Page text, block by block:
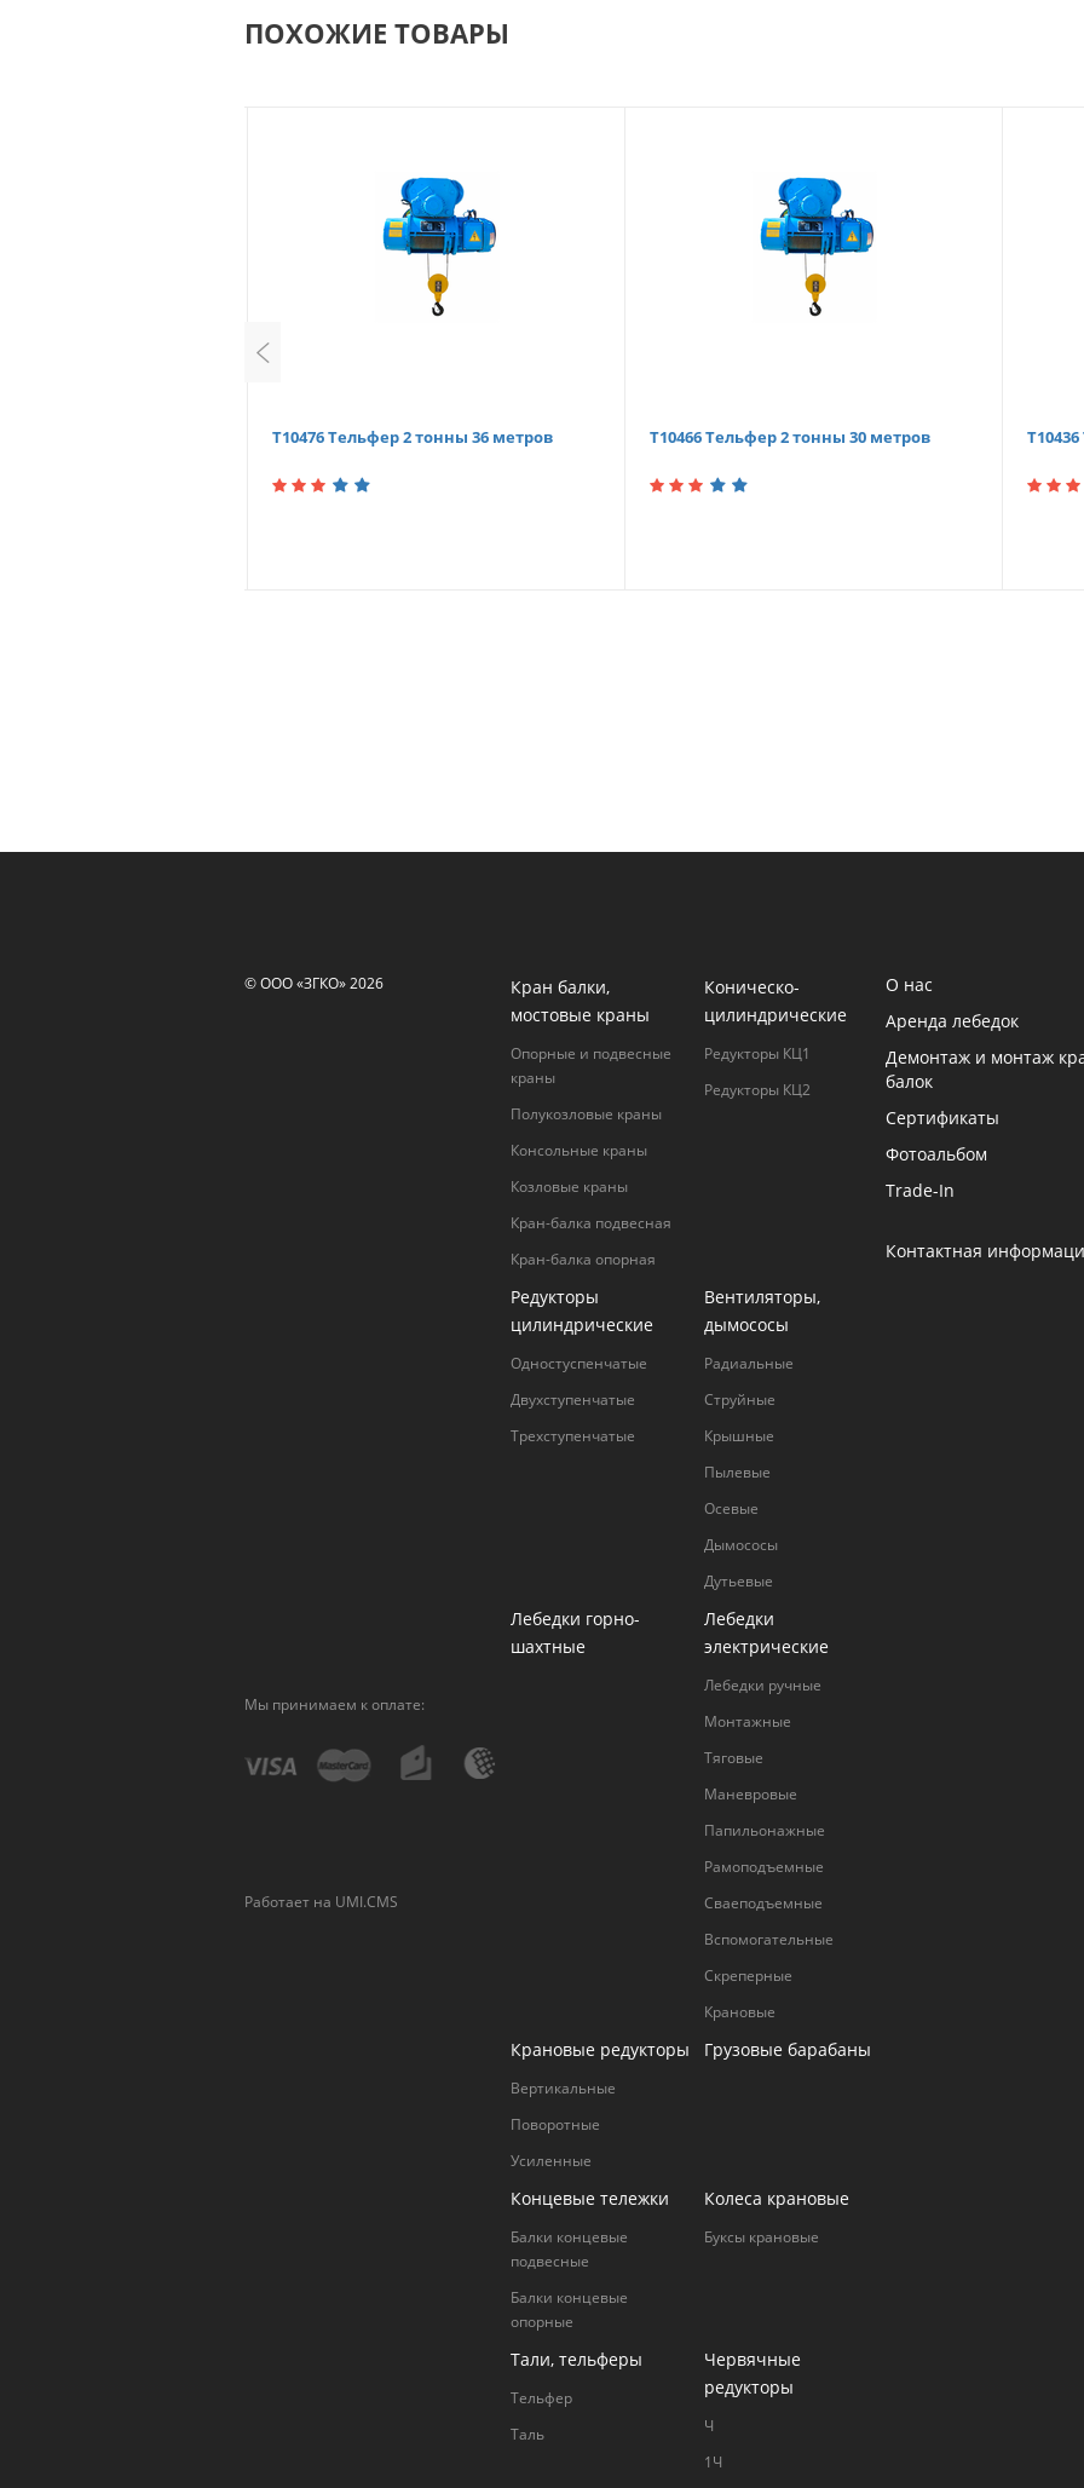
ПОХОЖИЕ ТОВАРЫ
Т10476 Тельфер 2 тонны 36 метров Т10466 Тельфер 2 тонны 30 метров
© ООО «ЗГКО» 2026
Мы принимаем к оплате:
Работает на UMI.CMS
Кран балки,
мостовые краны
Опорные и подвесные
краны
Полукозловые краны
Консольные краны
Козловые краны
Кран-балка подвесная
Кран-балка опорная
Коническо-
цилиндрические
Редукторы КЦ1
Редукторы КЦ2
Редукторы
цилиндрические
Одностуспенчатые
Двухступенчатые
Трехступенчатые
Вентиляторы,
дымососы
Радиальные
Струйные
Крышные
Пылевые
Осевые
Дымососы
Дутьевые
Лебедки горно-
шахтные
Лебедки
электрические
Лебедки ручные
Монтажные
Тяговые
Маневровые
Папильонажные
Рамоподъемные
Сваеподъемные
Вспомогательные
Cкреперные
Крановые
Крановые редукторы
Вертикальные
Поворотные
Усиленные
Грузовые барабаны
Концевые тележки
Балки концевые
подвесные
Балки концевые
опорные
Колеса крановые
Буксы крановые
Тали, тельферы
Тельфер
Таль
Червячные
редукторы
Ч
1Ч
О нас
Аренда лебедок
Демонтаж и монтаж
балок
Сертификаты
Фотоальбом
Trade-In
Контактная